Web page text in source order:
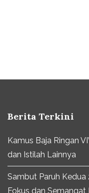
Berita Terkini
Kamus Baja Ringan
dan Istilah Lainnya
Sambut Paruh Kedua
Fokus dan Semangat